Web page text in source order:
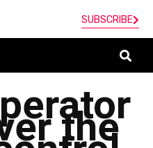
SUBSCRIBE
the